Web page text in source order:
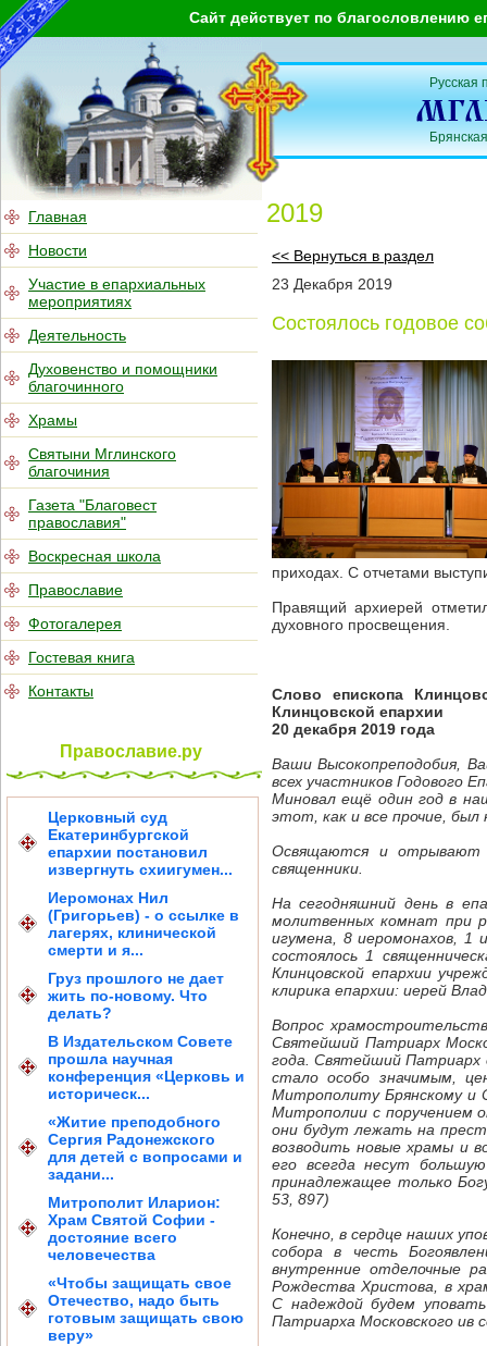
Сайт действует по благословлению
Главная
Новости
Участие в епархиальных
мероприятиях
Деятельность
Духовенство и помощники
благочинного
Храмы
Святыни Мглинского
благочиния
Газета "Благовест
православия"
Воскресная школа
Православие
Фотогалерея
Гостевая книга
Контакты
Православие.ру
Церковный суд
Екатеринбургской
епархии постановил
извергнуть схиигумен...
Иеромонах Нил
(Григорьев) - о ссылке в
лагерях, клинической
смерти и я...
Груз прошлого не дает
жить по-новому. Что
делать?
В Издательском Совете
прошла научная
конференция «Церковь и
историческ...
«Житие преподобного
Сергия Радонежского
для детей с вопросами и
задани...
Митрополит Иларион:
Храм Святой Софии -
достояние всего
человечества
«Чтобы защищать свое
Отечество, надо быть
готовым защищать свою
веру»
Русская
2019
<< Вернуться в раздел
23 Декабря 2019
Состоялось годовое
приходах. С отчетами
Правящий архиерей
духовного просвещения.
Слово епископа
Клинцовской епархии
20 декабря 2019 года
Ваши Высокопреподобия,
всех участников Годового
Миновал ещё один год в
этот, как и все прочие,
Освящаются и отрывают
священники.
На сегодняшний день в
молитвенных комнат при
игумена, 8 иеромонахов, 1
состоялось 1
Клинцовской епархии
клирика епархии: иерей
Вопрос
Святейший Патриарх
года. Святейший Патриарх
стало особо значимым,
Митрополиту Брянскому и
Митрополии с поручением
они будут лежать на
возводить новые храмы и
его всегда несут
принадлежащее только
53, 897)
Конечно, в сердце наших
собора в честь
внутренние отделочные
Рождества Христова, в
С надеждой будем
Патриарха Московского ив